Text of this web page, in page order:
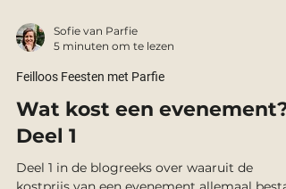
Sofie van Parfie
5 minuten om te lezen
Feilloos Feesten met Parfie
Wat kost een evenement?
Deel 1